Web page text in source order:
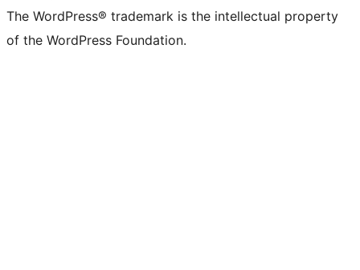
The WordPress® trademark is the intellectual property
of the WordPress Foundation.